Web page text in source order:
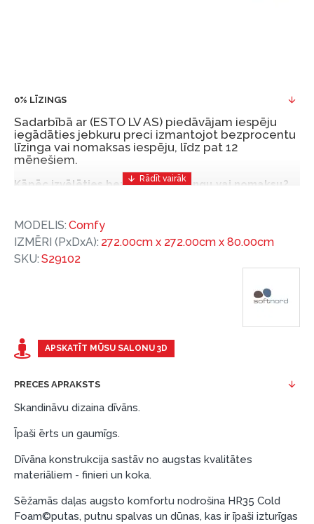
0% LĪZINGS
Sadarbībā ar (ESTO LV AS) piedāvājam iespēju
iegādāties jebkuru preci izmantojot bezprocentu
līzinga vai nomaksas iespēju, līdz pat 12
mēnešiem.
Kāpēc izvēlēties bezprocentu līzingu vai nomaksu?
un izdevīgs finansēšanas risinājums, lai iegādātos
vajadzīgās preces tulīt, bet par tām norēķinoties
vēlāk.
Ar ESTO iegūstiet bezprocentu līzinga vai nomaksas
priekšrocības bez pirmās iemaksas un ar nomaksas
Piemērs: Preces cena 300 €, termiņš: 12 mēneši,
pirmā iemaksa: 0 €, ikmēneša maksājums: 25 €,
salonu Dārzciema ielā 91, Rīga, Latvija.
Dokumentu prasības:
ESTO LV AS (Dokumentu noformēšanai
nepieciešams Smart-ID, eParaksts eID, eParaksts
eID mobile, ESTO konts vai banka Swedbank,
Luminor, SEB vai Citadele).
APSKATĪT MŪSU SALONU 3D
PRECES APRAKSTS
Skandināvu dizaina dīvāns.
Īpaši ērts un gaumīgs.
Dīvāna konstrukcija sastāv no augstas kvalitātes
materiāliem - finieri un koka.
Sēžamās daļas augsto komfortu nodrošina HR35 Cold
Foam©putas, putnu spalvas un dūnas, kas ir īpaši izturīgas
MODELIS: Comfy
IZMĒRI (PxDxA): 272.00cm x 272.00cm x 80.00cm
SKU: S29102